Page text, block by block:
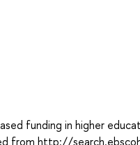
funding in higher
from http://